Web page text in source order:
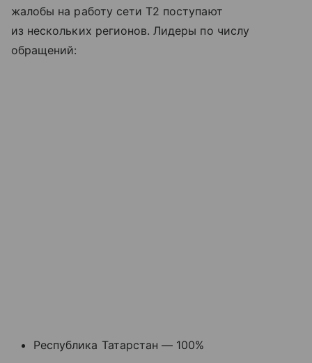
жалобы на работу сети T2 поступают
из нескольких регионов. Лидеры по числу
обращений:
Республика Татарстан — 100%